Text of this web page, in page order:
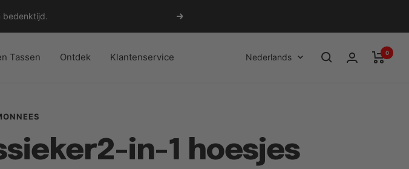
Volgende
Tassen Ontdek Klantenservice Taal
Nederlands 0
in-1 hoesjes